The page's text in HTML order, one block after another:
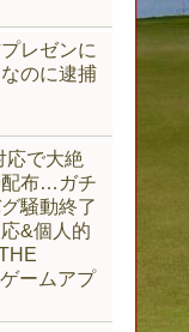
レゼンに
のに逮捕
応で大絶
配布…ガチ
騒動終了
&個人的
ームアプ